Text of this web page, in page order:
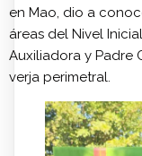
en Mao, dio a
áreas del Nivel
Auxiliadora y Padre
verja perimetral.